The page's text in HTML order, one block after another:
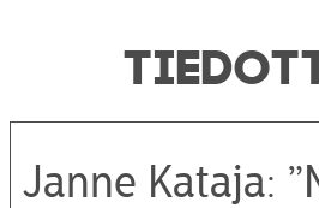
Janne Kataja: